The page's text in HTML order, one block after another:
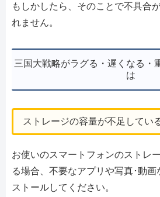
もしかしたら、そのことで不具合
れません。
三国大戦略がラグる・遅くなる・
は
ストレージの容量が不足してい
お使いのスマートフォンのストレ
る場合、不要なアプリや写真･動
ストールしてください。